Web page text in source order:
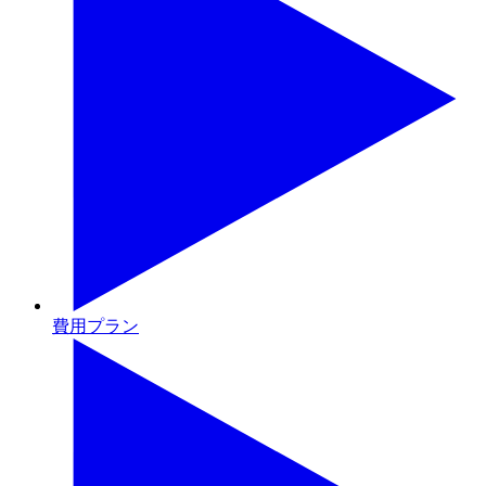
費用プラン